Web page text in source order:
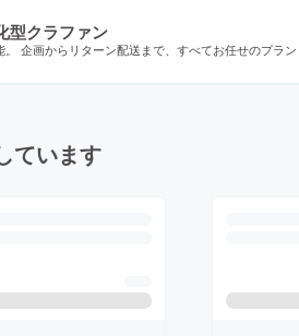
型クラファン
企画からリターン配送まで、すべてお任せのプラン
ています